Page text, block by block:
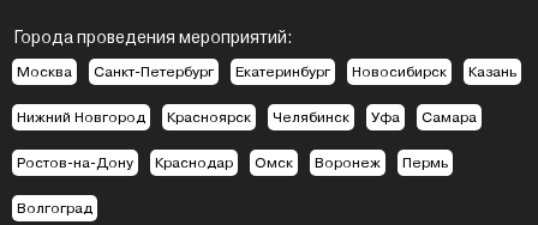
Города проведения мероприятий:
Москва Санкт-Петербург Екатеринбург Новосибирск Казань
Нижний Новгород Красноярск Челябинск Уфа Самара
Ростов-на-Дону Краснодар Омск Воронеж Пермь
Волгоград